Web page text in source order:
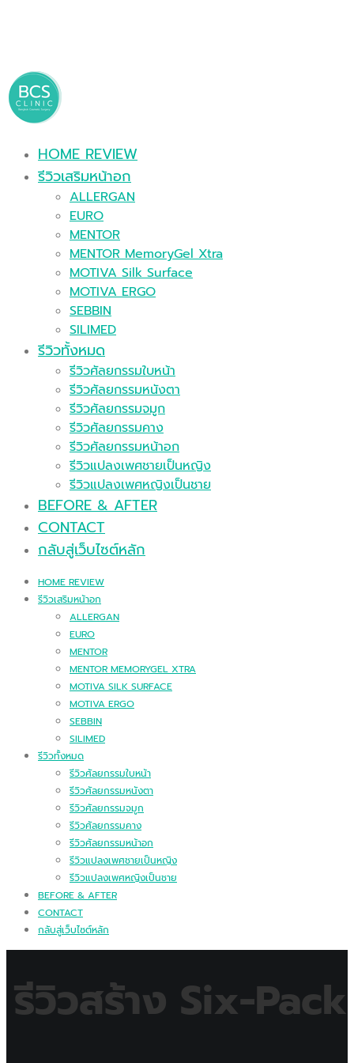
HOME REVIEW
รีวิวเสริมหน้าอก
ALLERGAN
EURO
MENTOR
MENTOR MemoryGel Xtra
MOTIVA Silk Surface
MOTIVA ERGO
SEBBIN
SILIMED
รีวิวทั้งหมด
รีวิวศัลยกรรมใบหน้า
รีวิวศัลยกรรมหนังตา
รีวิวศัลยกรรมจมูก
รีวิวศัลยกรรมคาง
รีวิวศัลยกรรมหน้าอก
รีวิวแปลงเพศชายเป็นหญิง
รีวิวแปลงเพศหญิงเป็นชาย
BEFORE & AFTER
CONTACT
กลับสู่เว็บไซต์หลัก
HOME REVIEW
รีวิวเสริมหน้าอก
ALLERGAN
EURO
MENTOR
MENTOR MEMORYGEL XTRA
MOTIVA SILK SURFACE
MOTIVA ERGO
SEBBIN
SILIMED
รีวิวทั้งหมด
รีวิวศัลยกรรมใบหน้า
รีวิวศัลยกรรมหนังตา
รีวิวศัลยกรรมจมูก
รีวิวศัลยกรรมคาง
รีวิวศัลยกรรมหน้าอก
รีวิวแปลงเพศชายเป็นหญิง
รีวิวแปลงเพศหญิงเป็นชาย
BEFORE & AFTER
CONTACT
กลับสู่เว็บไซต์หลัก
รีวิวสร้าง Six-Pack